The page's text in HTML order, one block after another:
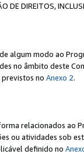
DE DIREITOS,
algum modo ao
no âmbito deste
no Anexo 2.
relacionados ao
ou atividades sob
definido no